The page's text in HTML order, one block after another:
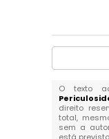
O texto
direito
total,
sem a